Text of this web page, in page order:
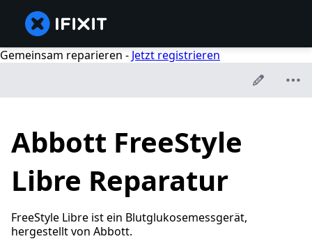
Gemeinsam reparieren - Jetzt registrieren
Abbott FreeStyle
Libre Reparatur
FreeStyle Libre ist ein Blutglukosemessgerät,
hergestellt von Abbott.